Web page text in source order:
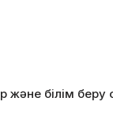
білім беру